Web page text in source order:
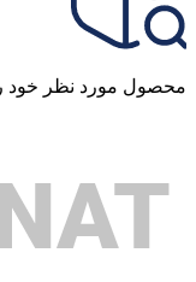
محصول مورد نظر خود